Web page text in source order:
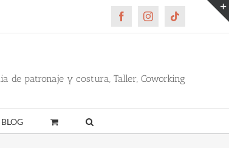
FacebookInstagramTiktok
de patronaje y costura, Taller, Coworking
BLOG